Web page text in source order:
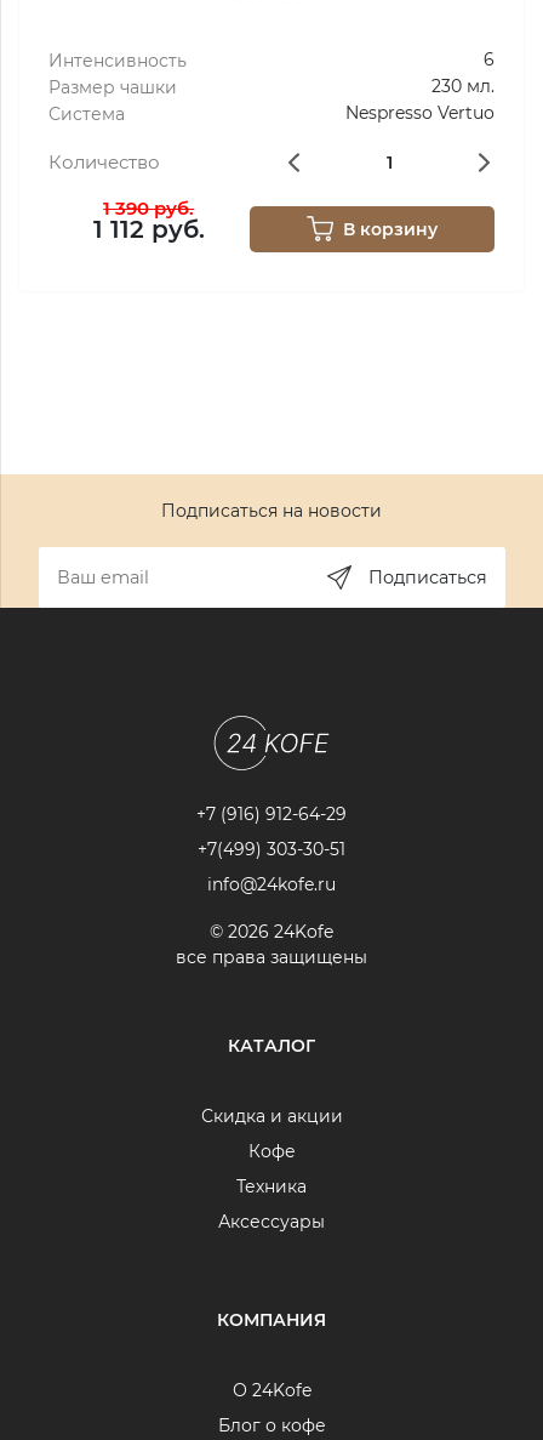
Интенсивность
6
Размер чашки
230 мл.
Система
Nespresso Vertuo
Количество
1 390 руб.
1 112 руб. В корзину
Подписаться на новости
Подписаться
+7 (916) 912-64-29
+7(499) 303-30-51
info@24kofe.ru
© 2026 24Kofe
все права защищены
КАТАЛОГ
Скидка и акции
Кофе
Техника
Аксессуары
КОМПАНИЯ
О 24Kofe
Блог о кофе